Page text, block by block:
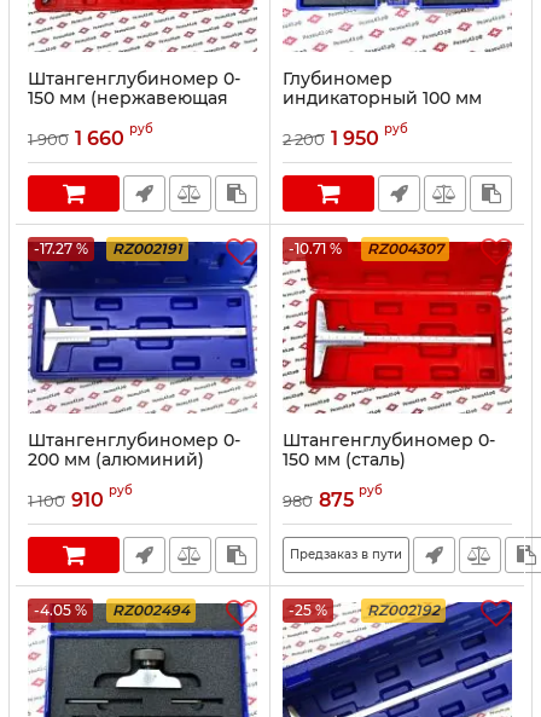
Штангенглубиномер 0-
150 мм (нержавеющая
1 900 1 660 руб
Глубиномер
индикаторный 100 мм
2 200 1 950 руб
-17.27 % RZ002191
Штангенглубиномер 0-
200 мм (алюминий)
1 100 910 руб
-10.71 % RZ004307
Штангенглубиномер 0-
150 мм (сталь)
980 875 руб
Предзаказ в пути
-4.05 % RZ002494 -25 % RZ002192